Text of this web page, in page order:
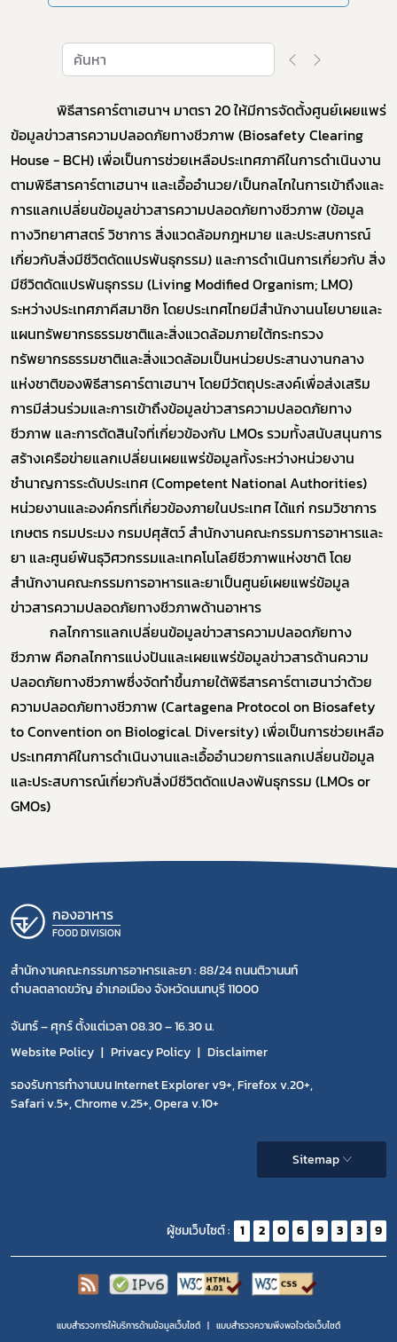
พิธีสารคาร์ตาเฮนาฯ มาตรา 20 ให้มีการจัดตั้งศูนย์เผยแพร่
ข้อมูลข่าวสารความปลอดภัยทางชีวภาพ (Biosafety Clearing
House - BCH) เพื่อเป็นการช่วยเหลือประเทศภาคีในการดำเนินงาน
ตามพิธีสารคาร์ตาเฮนาฯ และเอื้ออำนวย/เป็นกลไกในการเข้าถึงและ
การแลกเปลี่ยนข้อมูลข่าวสารความปลอดภัยทางชีวภาพ (ข้อมูล
ทางวิทยาศาสตร์ วิชาการ สิ่งแวดล้อมกฎหมาย และประสบการณ์
เกี่ยวกับสิ่งมีชีวิตดัดแปรพันธุกรรม) และการดำเนินการเกี่ยวกับ สิ่ง
มีชีวิตดัดแปรพันธุกรรม (Living Modified Organism; LMO)
ระหว่างประเทศภาคีสมาชิก โดยประเทศไทยมีสำนักงานนโยบายและ
แผนทรัพยากรธรรมชาติและสิ่งแวดล้อมภายใต้กระทรวง
ทรัพยากรธรรมชาติและสิ่งแวดล้อมเป็นหน่วยประสานงานกลาง
แห่งชาติของพิธีสารคาร์ตาเฮนาฯ โดยมีวัตถุประสงค์เพื่อส่งเสริม
การมีส่วนร่วมและการเข้าถึงข้อมูลข่าวสารความปลอดภัยทาง
ชีวภาพ และการตัดสินใจที่เกี่ยวข้องกับ LMOs รวมทั้งสนับสนุนการ
สร้างเครือข่ายแลกเปลี่ยนเผยแพร่ข้อมูลทั้งระหว่างหน่วยงาน
ชำนาญการระดับประเทศ (Competent National Authorities)
หน่วยงานและองค์กรที่เกี่ยวข้องภายในประเทศ ได้แก่ กรมวิชาการ
เกษตร กรมประมง กรมปศุสัตว์ สำนักงานคณะกรรมการอาหารและ
ยา และศูนย์พันธุวิศวกรรมและเทคโนโลยีชีวภาพแห่งชาติ โดย
สำนักงานคณะกรรมการอาหารและยาเป็นศูนย์เผยแพร่ข้อมูล
ข่าวสารความปลอดภัยทางชีวภาพด้านอาหาร
กลไกการแลกเปลี่ยนข้อมูลข่าวสารความปลอดภัยทาง
ชีวภาพ คือกลไกการแบ่งปันและเผยแพร่ข้อมูลข่าวสารด้านความ
ปลอดภัยทางชีวภาพซึ่งจัดทำขึ้นภายใต้พิธีสารคาร์ตาเฮนาว่าด้วย
ความปลอดภัยทางชีวภาพ (Cartagena Protocol on Biosafety
to Convention on Biological. Diversity) เพื่อเป็นการช่วยเหลือ
ประเทศภาคีในการดำเนินงานและเอื้ออำนวยการแลกเปลี่ยนข้อมูล
และประสบการณ์เกี่ยวกับสิ่งมีชีวิตดัดแปลงพันธุกรรม (LMOs or
GMOs)
กองอาหาร
FOOD DIVISION
สำนักงานคณะกรรมการอาหารและยา : 88/24 ถนนติวานนท์
ตำบลตลาดขวัญ อำเภอเมือง จังหวัดนนทบุรี 11000
จันทร์ – ศุกร์ ตั้งแต่เวลา 08.30 – 16.30 น.
Website Policy
Privacy Policy
Disclaimer
รองรับการทำงานบน Internet Explorer v9+, Firefox v.20+,
Safari v.5+, Chrome v.25+, Opera v.10+
Sitemap
ผู้ชมเว็บไซต์ : 1 2 0 6 9 3 3 9
แบบสำรวจการให้บริการด้านข้อมูลเว็บไซต์ แบบสำรวจความพีงพอใจต่อเว็บไซต์